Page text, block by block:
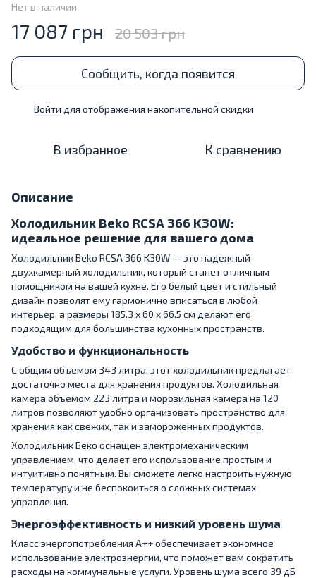
Нет в наличии
17 087 грн 20 503 грн
Сообщить, когда появится
Войти для отображения накопительной скидки
В избранное К сравнению
Описание
Холодильник Beko RCSA 366 K30W:
идеальное решение для вашего дома
Холодильник Beko RCSA 366 K30W — это надежный
двухкамерный холодильник, который станет отличным
помощником на вашей кухне. Его белый цвет и стильный
дизайн позволят ему гармонично вписаться в любой
интерьер, а размеры 185.3 х 60 х 66.5 см делают его
подходящим для большинства кухонных пространств.
Удобство и функциональность
С общим объемом 343 литра, этот холодильник предлагает
достаточно места для хранения продуктов. Холодильная
камера объемом 223 литра и морозильная камера на 120
литров позволяют удобно организовать пространство для
хранения как свежих, так и замороженных продуктов.
Холодильник Беко оснащен электромеханическим
управлением, что делает его использование простым и
интуитивно понятным. Вы сможете легко настроить нужную
температуру и не беспокоиться о сложных системах
управления.
Энергоэффективность и низкий уровень шума
Класс энергопотребления A++ обеспечивает экономное
использование электроэнергии, что поможет вам сократить
расходы на коммунальные услуги. Уровень шума всего 39 дБ